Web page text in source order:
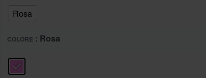
Rosa
COLORE : Rosa